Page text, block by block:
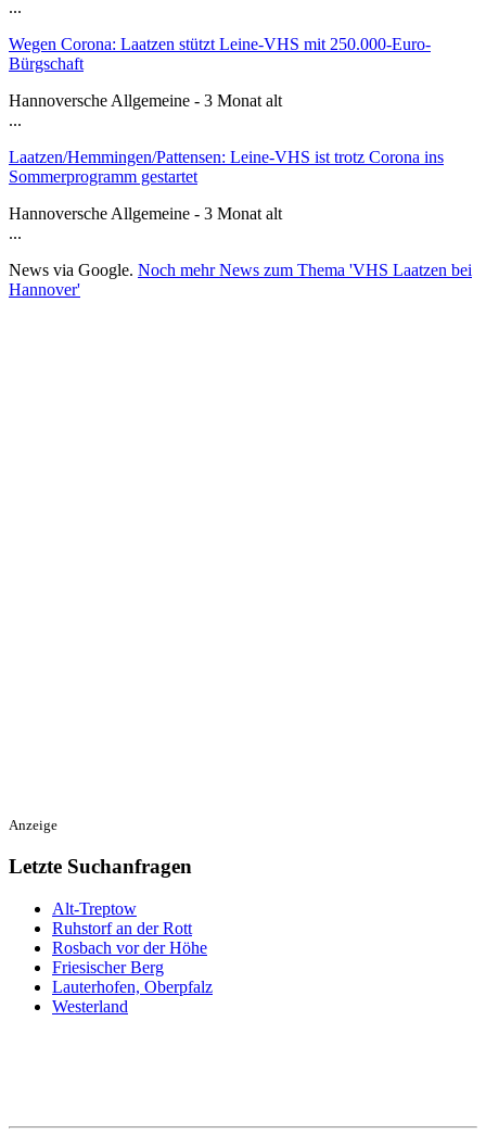
...
Wegen Corona: Laatzen stützt Leine-VHS mit 250.000-Euro-
Bürgschaft
Hannoversche Allgemeine - 3 Monat alt
...
Laatzen/Hemmingen/Pattensen: Leine-VHS ist trotz Corona ins
Sommerprogramm gestartet
Hannoversche Allgemeine - 3 Monat alt
...
News via Google. Noch mehr News zum Thema 'VHS Laatzen bei
Hannover'
Anzeige
Letzte Suchanfragen
Alt-Treptow
Ruhstorf an der Rott
Rosbach vor der Höhe
Friesischer Berg
Lauterhofen, Oberpfalz
Westerland